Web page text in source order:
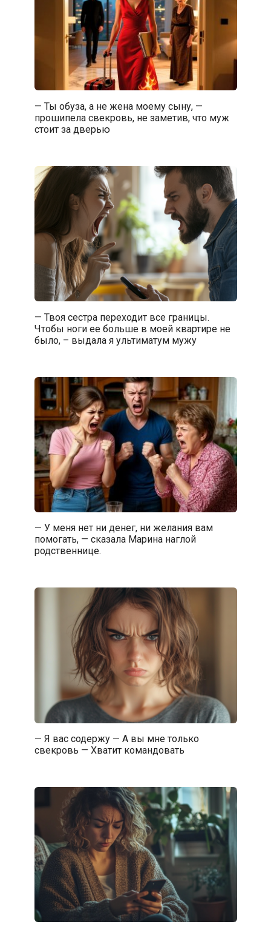
— Ты обуза, а не жена моему сыну, —
прошипела свекровь, не заметив, что муж
стоит за дверью
— Твоя сестра переходит все границы.
Чтобы ноги ее больше в моей квартире не
было, – выдала я ультиматум мужу
— У меня нет ни денег, ни желания вам
помогать, — сказала Марина наглой
родственнице.
— Я вас содержу — А вы мне только
свекровь — Хватит командовать